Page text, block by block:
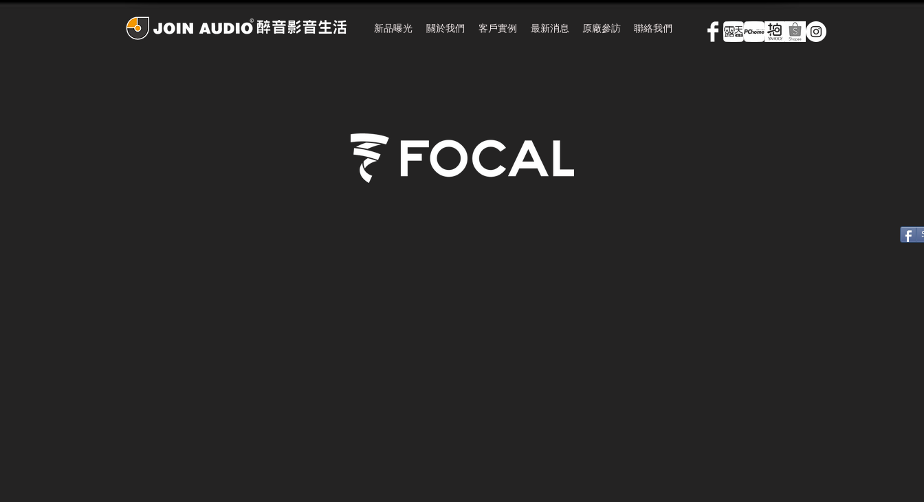
新品曝光 關於我們 客戶實例 最新消息 原廠參訪 聯絡我們